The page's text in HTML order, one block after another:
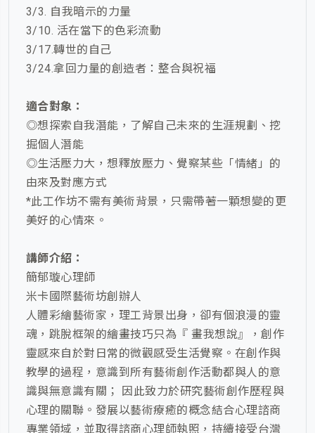
3/3. 自我暗示的力量
3/10. 活在當下的色彩流動
3/17.轉世的自己
3/24.拿回力量的創造者：整合與祝福
適合對象：
◎想探索自我潛能，了解自己未來的生涯規劃、挖
掘個人潛能
◎生活壓力大，想釋放壓力、覺察某些「情緒」的
由來及對應方式
*此工作坊不需有美術背景，只需帶著一顆想變的更
美好的心情來。
講師介紹：
簡郁璇心理師
米卡國際藝術坊創辦人
人體彩繪藝術家，理工背景出身，卻有個浪漫的靈
魂，跳脫框架的繪畫技巧只為『 畫我想說』，創作
靈感來自於對日常的微觀感受生活覺察。在創作與
教學的過程，意識到所有藝術創作活動都與人的意
識與無意識有關； 因此致力於研究藝術創作歷程與
心理的關聯。發展以藝術療癒的概念結合心理諮商
專業領域，並取得諮商心理師執照，持續接受台灣